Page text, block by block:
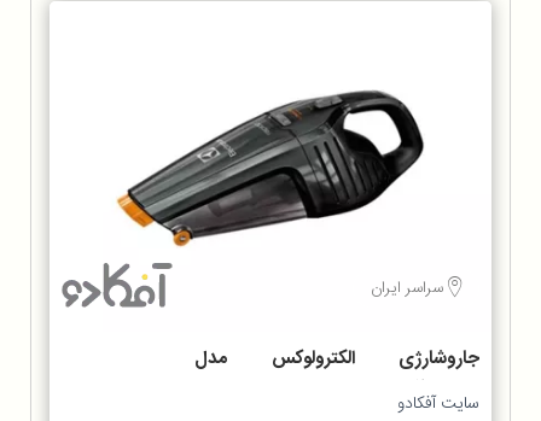
سراسر ایران
جاروشارژی الکترولوکس مدل
ZB6214IGM
سایت آفکادو